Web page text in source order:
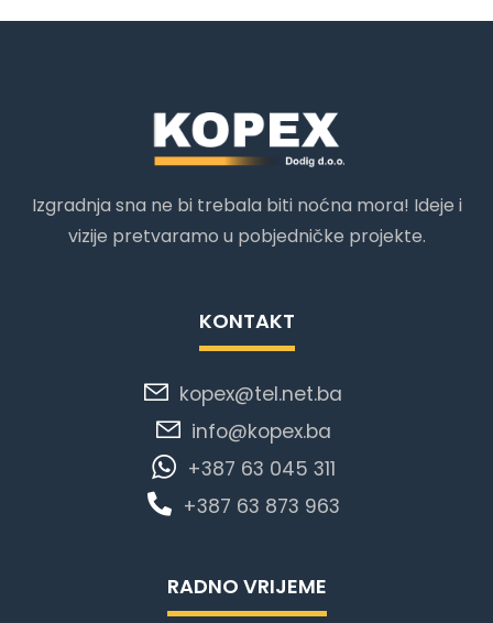
Izgradnja sna ne bi trebala biti noćna mora! Ideje i
vizije pretvaramo u pobjedničke projekte.
KONTAKT
kopex@tel.net.ba
info@kopex.ba
+387 63 045 311
+387 63 873 963
RADNO VRIJEME